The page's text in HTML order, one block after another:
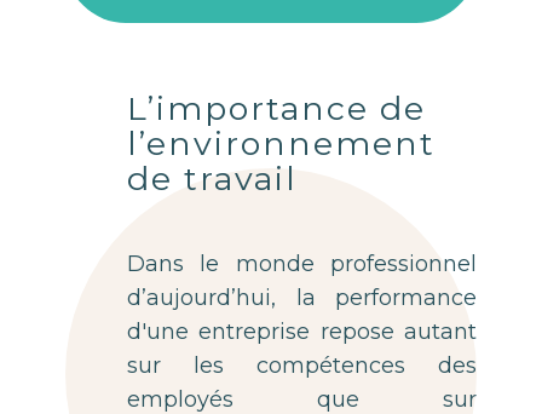
L’importance de
l’environnement
de travail
Dans le monde professionnel
d’aujourd’hui, la performance
d'une entreprise repose autant
sur les compétences des
employés que sur